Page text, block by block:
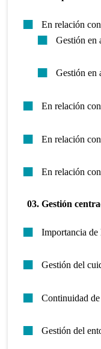
En relación
Gestión en
Gestión en
En relación
En relación
En relación
03. Gestión
Importancia de
Gestión del
Continuidad
Gestión del